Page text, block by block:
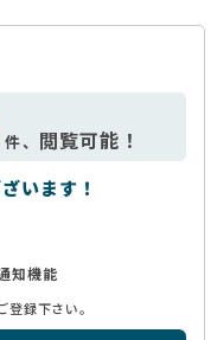
件、 閲覧可能！
います！
知機能
録下さい。